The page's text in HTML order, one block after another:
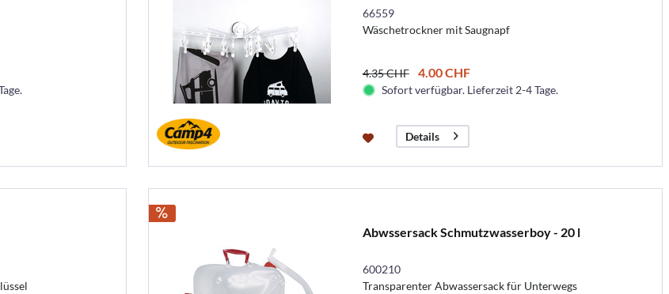
66559
Wäschetrockner mit Saugnapf
4.35 CHF 4.00 CHF
Sofort verfügbar. Lieferzeit 2-4 Tage.
Details
Abwssersack Schmutzwasserboy - 20 l
600210
Transparenter Abwassersack für Unterwegs